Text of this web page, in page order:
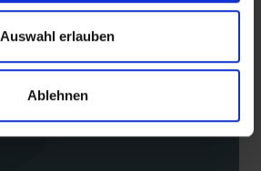
Auswahl erlauben
Ablehnen